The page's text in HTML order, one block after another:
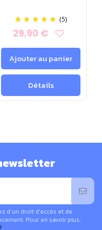
(5)
29,90 €
Ajouter au panier
Détails
d’un droit d’accès et de
Pour en savoir plus,
.